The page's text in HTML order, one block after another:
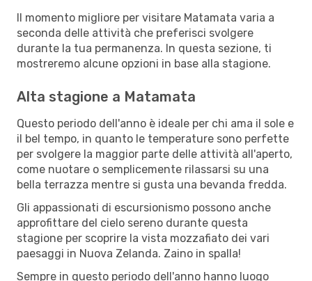
Il momento migliore per visitare Matamata varia a
seconda delle attività che preferisci svolgere
durante la tua permanenza. In questa sezione, ti
mostreremo alcune opzioni in base alla stagione.
Alta stagione a Matamata
Questo periodo dell'anno è ideale per chi ama il sole e
il bel tempo, in quanto le temperature sono perfette
per svolgere la maggior parte delle attività all'aperto,
come nuotare o semplicemente rilassarsi su una
bella terrazza mentre si gusta una bevanda fredda.
Gli appassionati di escursionismo possono anche
approfittare del cielo sereno durante questa
stagione per scoprire la vista mozzafiato dei vari
paesaggi in Nuova Zelanda. Zaino in spalla!
Sempre in questo periodo dell'anno hanno luogo